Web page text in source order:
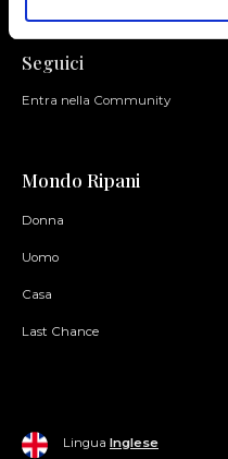
Seguici
Entra nella Community
Mondo Ripani
Donna
Uomo
Casa
Last Chance
Lingua Inglese